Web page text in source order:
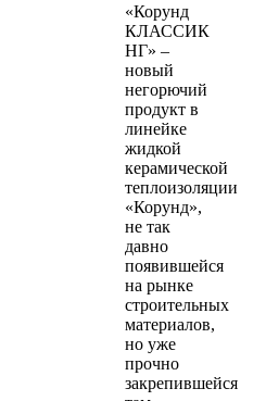
«Корунд
КЛАССИК
НГ» –
новый
негорючий
продукт в
линейке
жидкой
керамической
теплоизоляции
«Корунд»,
не так
давно
появившейся
на рынке
строительных
материалов,
но уже
прочно
закрепившейся